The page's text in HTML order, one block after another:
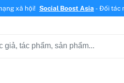
xã hội! Social Boost Asia - Đối tác